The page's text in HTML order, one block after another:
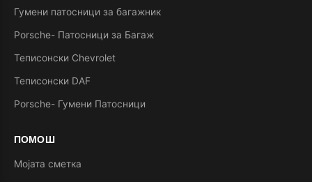
Гумени патосници за багажник
Porsche- Патосници за Багаж
Теписонски Chevrolet
Теписонски DAF
Porsche- Гумени Патосници
ПОМОШ
Мојата сметка